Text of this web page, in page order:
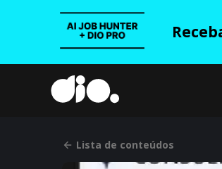
Lista de conteúdos